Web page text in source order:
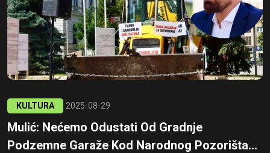
KULTURA 2025-08-29
Mulić: Nećemo Odustati Od Gradnje
Podzemne Garaže Kod Narodnog Pozorišta...